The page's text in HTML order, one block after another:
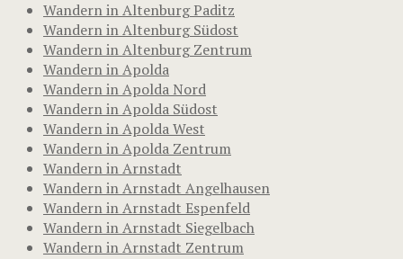
Wandern in Altenburg Paditz
Wandern in Altenburg Südost
Wandern in Altenburg Zentrum
Wandern in Apolda
Wandern in Apolda Nord
Wandern in Apolda Südost
Wandern in Apolda West
Wandern in Apolda Zentrum
Wandern in Arnstadt
Wandern in Arnstadt Angelhausen
Wandern in Arnstadt Espenfeld
Wandern in Arnstadt Siegelbach
Wandern in Arnstadt Zentrum